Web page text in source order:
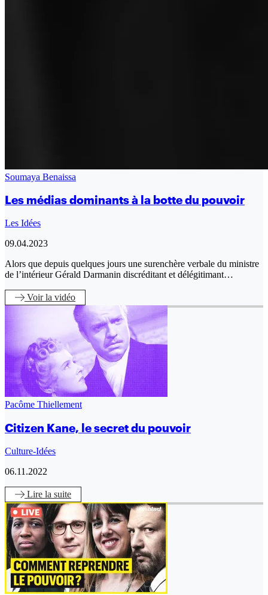
Soumaya Benaissa
Les médias dominants à la botte du pouvoir
Les Idées
09.04.2023
Alors que depuis quelques jours une surenchère verbale du ministre
de l’intérieur Gérald Darmanin discréditant et délégitimant…
Voirla vidéo
Pacôme Thiellement
Citizen Kane, le secret du pouvoir
Culture-Idées
06.11.2022
Lire la suite